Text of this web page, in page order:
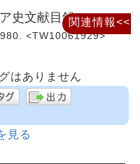
史文献目録
<TW10061929>
はありません
見る
関連情報<<